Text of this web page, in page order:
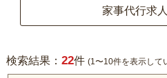
家事代行求
検索結果： 22件 (1〜10件を表示して